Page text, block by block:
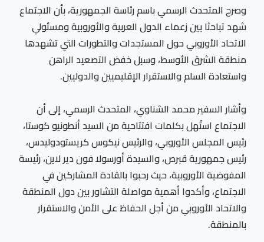
وصرح المتحدث الرسمي باسم رئاسة الجمهورية، بأن الاجتماع
شهد تباحثا بين زعماء الدول العربية والأوروبية ومسئولي
الاتحاد الأوروبي حول المستجدات والتطورات التي تشهدها
منطقة الشرق الأوسط، وسبل خفض التصعيد الراهن
واستعادة السلم والاستقرار الإقليميين والدوليين.
وأشار السفير محمد الشناوي، المتحدث الرسمي، إلى أن
الاجتماع استُهل بكلمات افتتاحية من السيد أنطونيو كوستا،
رئيس المجلس الأوروبي، والرئيس نيكوس كريستودوليدس،
رئيس جمهورية قبرص، والسيدة أورسولا فون دير لاين، رئيسة
المفوضية الأوروبية، حيث رحبوا بالقادة المشاركين في
الاجتماع، وأكدوا أهمية مواصلة التشاور بين دول المنطقة
والاتحاد الأوروبي من أجل الحفاظ على الأمن والاستقرار
بالمنطقة.